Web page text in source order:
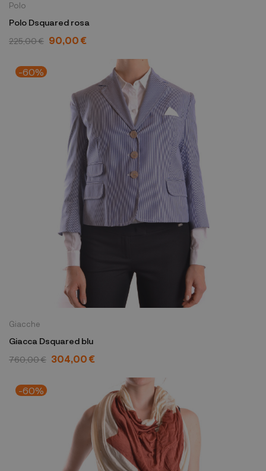
Polo
Polo Dsquared rosa
225,00 € 90,00 €
-60%
Giacche
Giacca Dsquared blu
760,00 € 304,00 €
-60%